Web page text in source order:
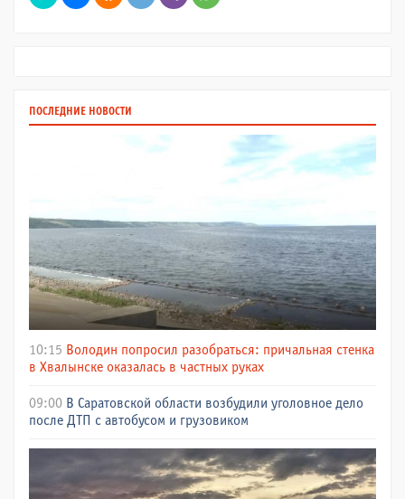
ПОСЛЕДНИЕ НОВОСТИ
10:15 Володин попросил разобраться: причальная стенка
в Хвалынске оказалась в частных руках
09:00 В Саратовской области возбудили уголовное дело
после ДТП с автобусом и грузовиком